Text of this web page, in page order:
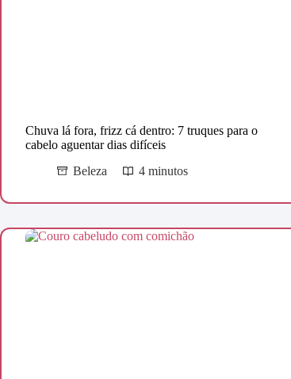
Chuva lá fora, frizz cá dentro: 7 truques para o
cabelo aguentar dias difíceis
Beleza
4 minutos